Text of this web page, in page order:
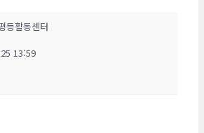
등활동센터
13:59